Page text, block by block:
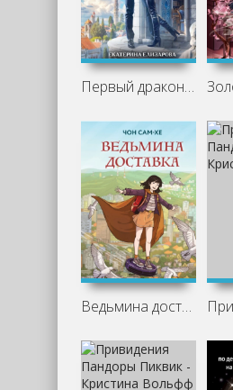
Первый дракон - Екатерина Елизарова
Ведьмина доставка - Чон Сам-хе